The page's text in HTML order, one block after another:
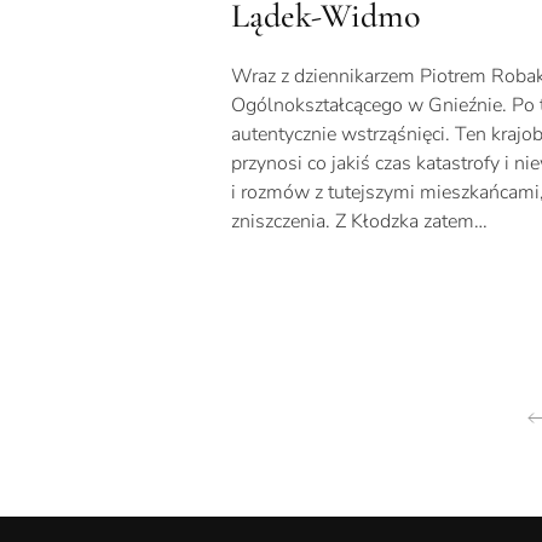
Lądek-Widmo
Wraz z dziennikarzem Piotrem
Ogólnokształcącego w Gnieźnie.
autentycznie wstrząśnięci. Ten
przynosi co jakiś czas katastrofy i
i rozmów z tutejszymi
zniszczenia. Z Kłodzka zatem…